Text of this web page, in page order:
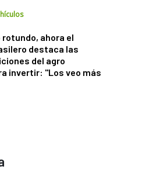
rotundo, ahora el
destaca las
del agro
invertir: "Los veo más